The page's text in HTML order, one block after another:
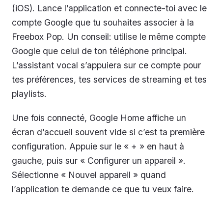
(iOS). Lance l’application et connecte-toi avec le
compte Google que tu souhaites associer à la
Freebox Pop. Un conseil: utilise le même compte
Google que celui de ton téléphone principal.
L’assistant vocal s’appuiera sur ce compte pour
tes préférences, tes services de streaming et tes
playlists.
Une fois connecté, Google Home affiche un
écran d’accueil souvent vide si c’est ta première
configuration. Appuie sur le « + » en haut à
gauche, puis sur « Configurer un appareil ».
Sélectionne « Nouvel appareil » quand
l’application te demande ce que tu veux faire.